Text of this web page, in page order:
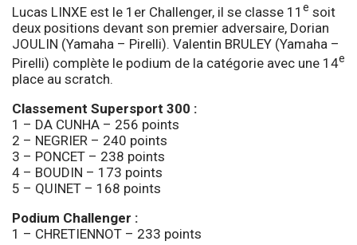
Lucas LINXE est le 1er Challenger, il se classe 11 e soit
deux positions devant son premier adversaire, Dorian
JOULIN (Yamaha – Pirelli). Valentin BRULEY (Yamaha –
Pirelli) complète le podium de la catégorie avec une 14e
place au scratch.
Classement Supersport 300 :
1 – DA CUNHA – 256 points
2 – NEGRIER – 240 points
3 – PONCET – 238 points
4 – BOUDIN – 173 points
5 – QUINET – 168 points
Podium Challenger :
1 – CHRETIENNOT – 233 points